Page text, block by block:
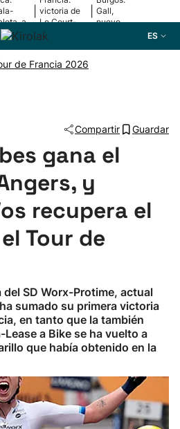
a
victoria de
Le Court-
Pienaar
Gall,
nuevo
ES
de Francia 2026
Compartir Guardar
gana el
y
recupera el
Tour de
SD Worx-Protime, actual
sumado su primera victoria
en tanto que la también
a Bike se ha vuelto a
que había obtenido en la